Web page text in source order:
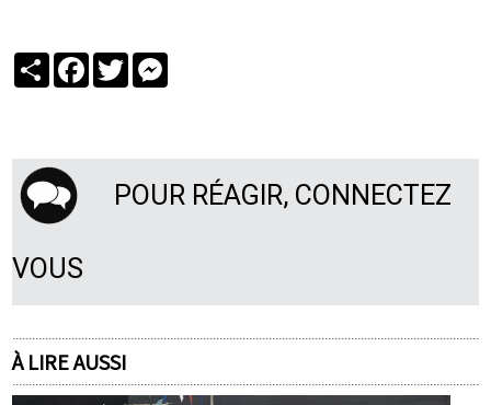
PartagerFacebook
Twitter
POUR RÉAGIR, CONNECTEZ
VOUS
À LIRE AUSSI